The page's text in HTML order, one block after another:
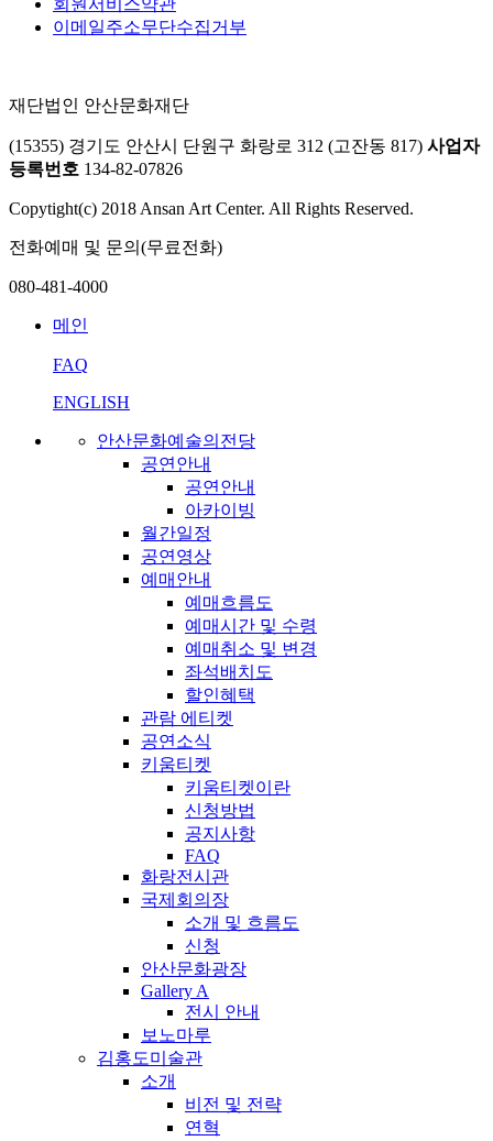
회원서비스약관
이메일주소무단수집거부
재단법인 안산문화재단
(15355) 경기도 안산시 단원구 화랑로 312 (고잔동 817) 사업자
등록번호 134-82-07826
Copytight(c) 2018 Ansan Art Center. All Rights Reserved.
전화예매 및 문의(무료전화)
080-481-4000
메인
FAQ
ENGLISH
안산문화예술의전당
공연안내
공연안내
아카이빙
월간일정
공연영상
예매안내
예매흐름도
예매시간 및 수령
예매취소 및 변경
좌석배치도
할인혜택
관람 에티켓
공연소식
키움티켓
키움티켓이란
신청방법
공지사항
FAQ
화랑전시관
국제회의장
소개 및 흐름도
신청
안산문화광장
Gallery A
전시 안내
보노마루
김홍도미술관
소개
비전 및 전략
연혁